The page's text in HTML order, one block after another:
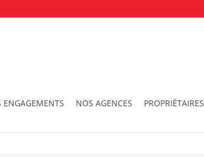
ENGAGEMENTS NOS AGENCES PROPRIÉTAIRES